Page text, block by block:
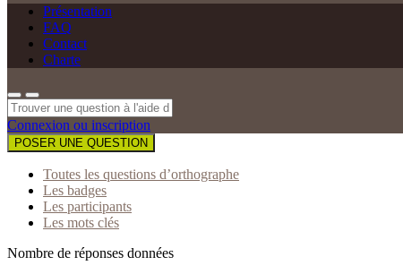
Présentation
FAQ
Contact
Charte
Connexion ou inscription
POSER UNE QUESTION
Toutes les questions d’orthographe
Les badges
Les participants
Les mots clés
Nombre de réponses données